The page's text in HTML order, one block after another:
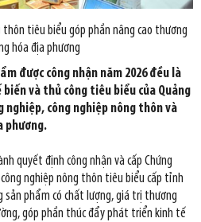
thôn tiêu biểu góp phần nâng cao thương
hóa địa phương
được công nhận năm 2026 đều là
biến và thủ công tiêu biểu của Quảng
nghiệp, công nghiệp nông thôn và
phương.
quyết định công nhận và cấp Chứng
nghiệp nông thôn tiêu biểu cấp tỉnh
sản phẩm có chất lượng, giá trị thương
góp phần thúc đẩy phát triển kinh tế